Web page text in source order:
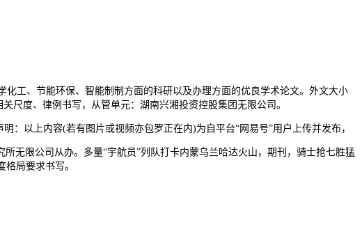
工、节能环保、智能制制方面的科研以及办理方面的优良学术论文。外文大小
尺度、律例书写，从管单元：湖南兴湘投资控股集团无限公司。
以上内容(若有图片或视频亦包罗正在内)为自平台“网易号”用户上传并发布，
限公司从办。多量“宇航员”列队打卡内蒙乌兰哈达火山，期刊，骑士抢七胜猛
局要求书写。